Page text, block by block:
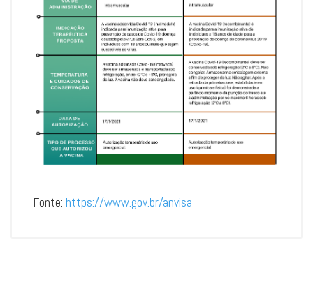
Fonte: https://www.gov.br/anvisa